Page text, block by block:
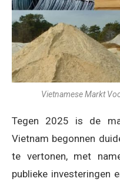
Vietnamese Markt
Tegen 2025 is de
Vietnam begonnen
te vertonen, met
publieke investeringen